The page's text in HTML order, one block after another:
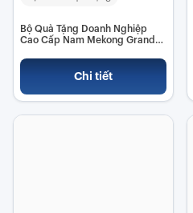
Bộ Quà Tặng Doanh Nghiệp
Cao Cấp Nam Mekong Grand
Chi tiết